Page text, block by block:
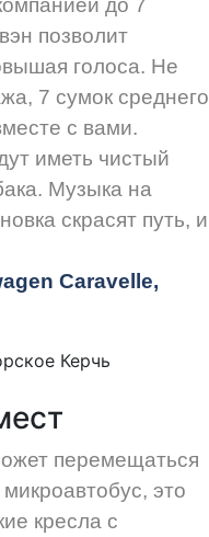
до 7
позволит
голоса. Не
7 сумок среднего
с вами.
иметь чистый
Музыка на
скрасят путь, и
Caravelle,
перемещаться
это
кресла с